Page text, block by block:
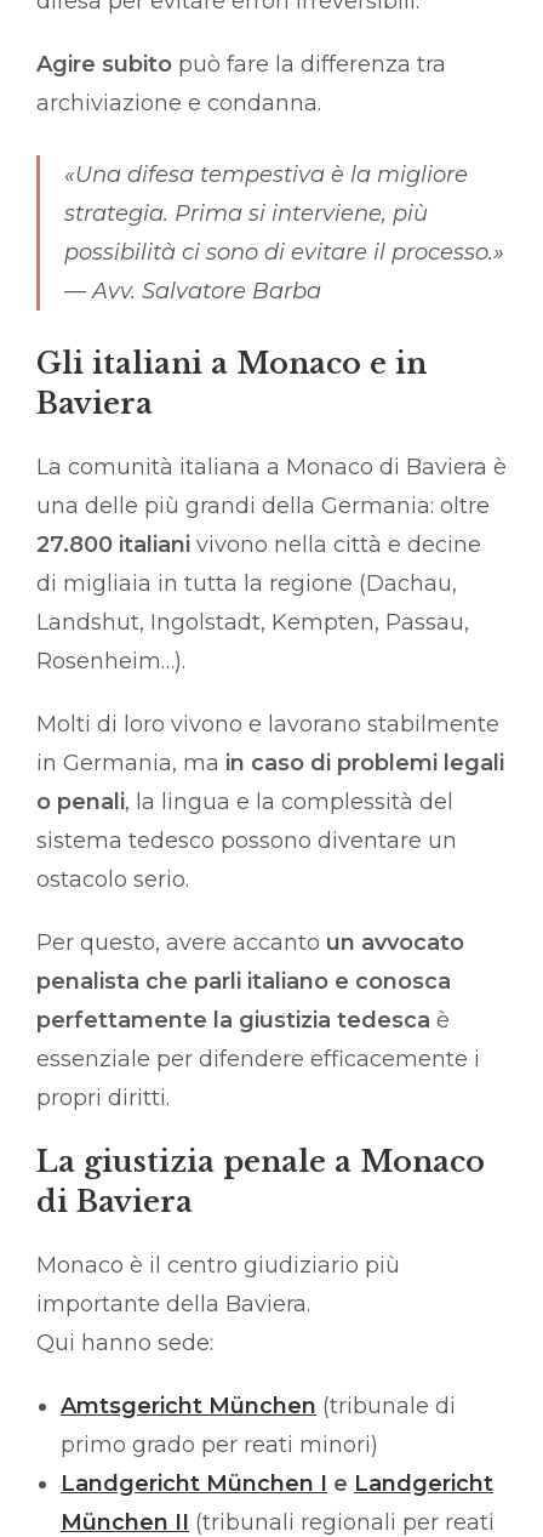
Agire subito può fare la differenza tra
archiviazione e condanna.
«Una difesa tempestiva è la migliore
strategia. Prima si interviene, più
possibilità ci sono di evitare il processo.»
—Avv. Salvatore Barba
Gli italiani a Monaco e in
Baviera
La comunità italiana a Monaco di Baviera è
una delle più grandi della Germania: oltre
27.800 italiani vivono nella città e decine
di migliaia in tutta la regione (Dachau,
Landshut, Ingolstadt, Kempten, Passau,
Rosenheim…).
Molti di loro vivono e lavorano stabilmente
in Germania, ma in caso di problemi legali
o penali, la lingua e la complessità del
sistema tedesco possono diventare un
ostacolo serio.
Per questo, avere accanto un avvocato
penalista che parli italiano e conosca
perfettamente la giustizia tedesca è
essenziale per difendere efficacemente i
propri diritti.
La giustizia penale a Monaco
di Baviera
Monaco è il centro giudiziario più
importante della Baviera.
Qui hanno sede:
Amtsgericht München (tribunale di
primo grado per reati minori)
Landgericht München I e Landgericht
München II (tribunali regionali per reati